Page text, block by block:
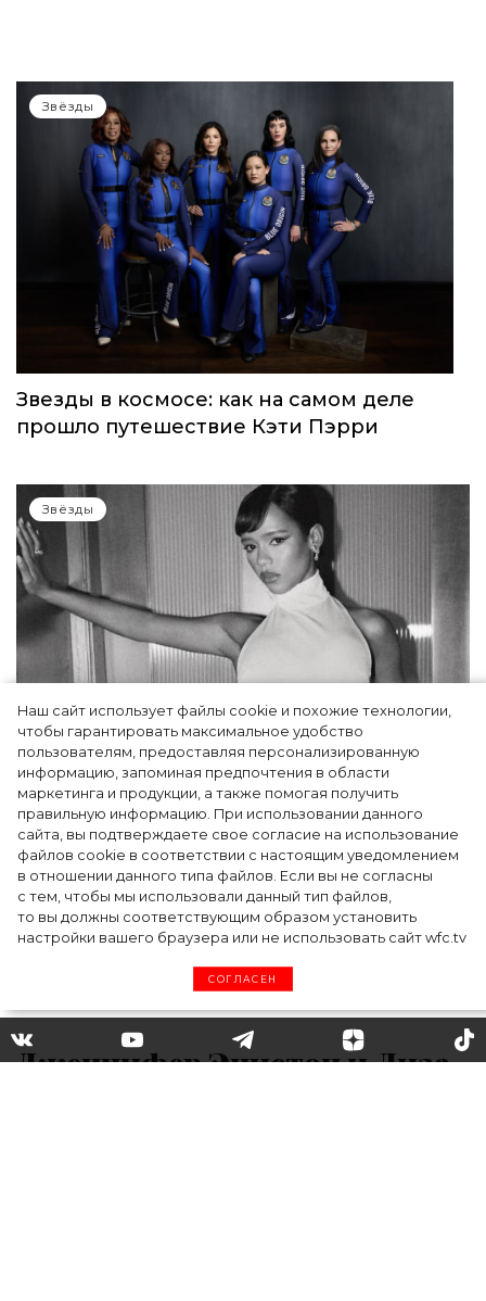
Наш сайт использует файлы cookie и похожие технологии,
чтобы гарантировать максимальное удобство
пользователям, предоставляя персонализированную
информацию, запоминая предпочтения в области
маркетинга и продукции, а также помогая получить
правильную информацию. При использовании данного
сайта, вы подтверждаете свое согласие на использование
файлов cookie в соответствии с настоящим уведомлением
в отношении данного типа файлов. Если вы не согласны
с тем, чтобы мы использовали данный тип файлов,
то вы должны соответствующим образом установить
настройки вашего браузера или не использовать сайт wfc.tv
СОГЛАСЕН
Звёзды
Звезды в космосе: как на самом деле
прошло путешествие Кэти Пэрри
Звёзды
Тейлор Рассел в образе белого лебедя на
церемонии BAFTA-2024
Дженнифер Энистон и Лиза